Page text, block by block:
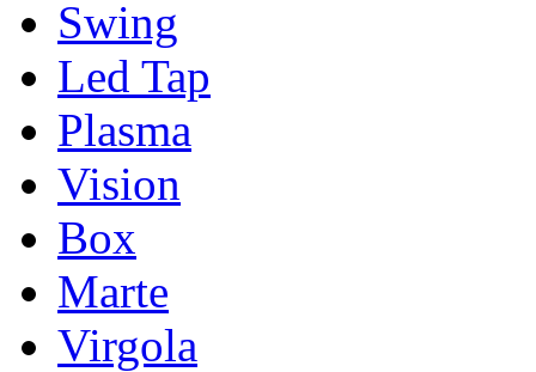
Swing
Led Tap
Plasma
Vision
Box
Marte
Virgola